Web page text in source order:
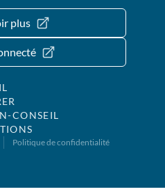
plus
CONSEIL
Politique de confidentialité